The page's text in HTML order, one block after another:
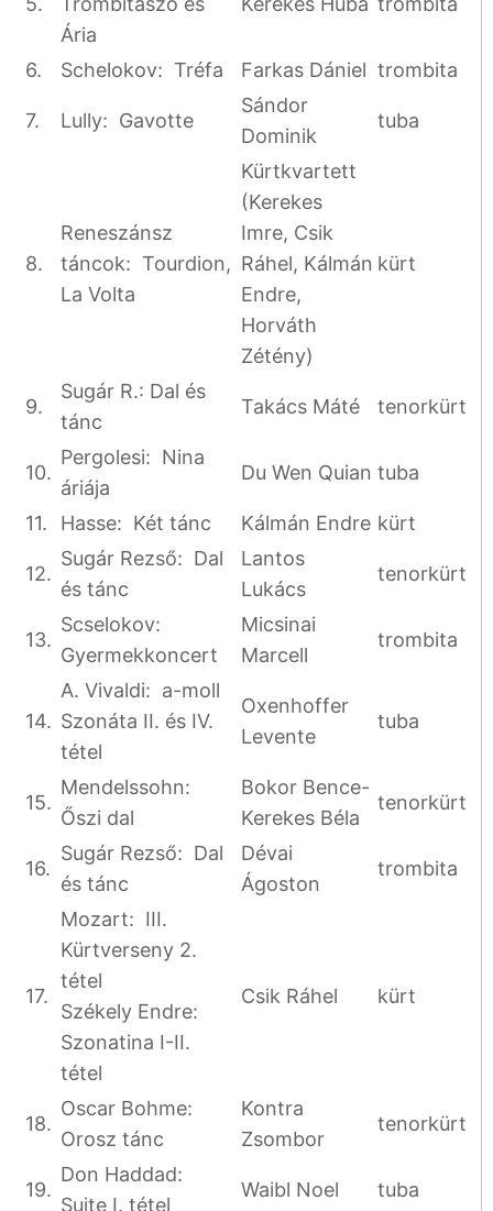
Ária
6. Schelokov: Tréfa Farkas Dániel trombita
7. Lully: Gavotte
Sándor
Dominik
tuba
8.
Reneszánsz
táncok: Tourdion,
La Volta
Kürtkvartett
(Kerekes
Imre, Csik
Ráhel, Kálmán
Endre,
Horváth
Zétény)
kürt
9.
Sugár R.: Dal és
tánc
Takács Máté tenorkürt
10.
Pergolesi: Nina
áriája
Du Wen Quian tuba
11. Hasse: Két tánc Kálmán Endre kürt
12.
Sugár Rezső: Dal
és tánc
Lantos
Lukács
tenorkürt
13.
Scselokov:
Gyermekkoncert
Micsinai
Marcell
trombita
14.
A. Vivaldi: a-moll
Szonáta II. és IV.
tétel
Oxenhoffer
Levente
tuba
15.
Mendelssohn:
Őszi dal
Bokor Bence-
Kerekes Béla
tenorkürt
16.
Sugár Rezső: Dal
és tánc
Dévai
Ágoston
trombita
17.
Mozart: III.
Kürtverseny 2.
tétel
Székely Endre:
Szonatina I-II.
tétel
Csik Ráhel kürt
18.
Oscar Bohme:
Orosz tánc
Kontra
Zsombor
tenorkürt
19.
Don Haddad:
Suite I. tétel
Waibl Noel tuba